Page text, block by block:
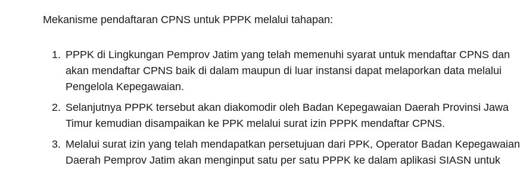
Mekanisme pendaftaran CPNS untuk PPPK melalui tahapan:
PPPK di Lingkungan Pemprov Jatim yang telah memenuhi syarat untuk mendaftar CPNS dan
akan mendaftar CPNS baik di dalam maupun di luar instansi dapat melaporkan data melalui
Pengelola Kepegawaian.
Selanjutnya PPPK tersebut akan diakomodir oleh Badan Kepegawaian Daerah Provinsi Jawa
Timur kemudian disampaikan ke PPK melalui surat izin PPPK mendaftar CPNS.
Melalui surat izin yang telah mendapatkan persetujuan dari PPK, Operator Badan Kepegawaian
Daerah Pemprov Jatim akan menginput satu per satu PPPK ke dalam aplikasi SIASN untuk